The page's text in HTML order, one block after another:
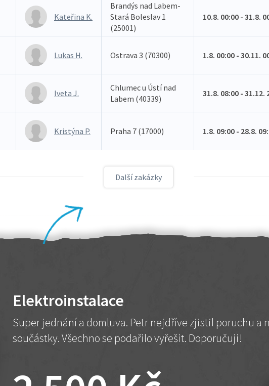
Kateřina K.
Brandýs nad Labem-
Stará Boleslav 1
(25001)
10.8. 00:00 - 31.8.
Lukas H. Ostrava 3 (70300) 1.8. 00:00 - 30.11.
Iveta J.
Chlumec u Ústí nad
Labem (40339)
31.8. 08:00 - 31.12.
Kristýna P. Praha 7 (17000) 1.8. 09:00 - 28.8.
Další zakázky
Elektroinstalace
Super jednání a domluva. Petr nejdříve zjistil poruchu a
součástky. Všechno se podařilo vyřešit. Doporučuji!